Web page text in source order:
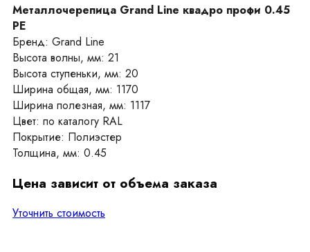
Металлочерепица Grand Line квадро профи 0.45
PE
Бренд: Grand Line
Высота волны, мм: 21
Высота ступеньки, мм: 20
Ширина общая, мм: 1170
Ширина полезная, мм: 1117
Цвет: по каталогу RAL
Покрытие: Полиэстер
Толщина, мм: 0.45
Цена зависит от объема заказа
Уточнить стоимость